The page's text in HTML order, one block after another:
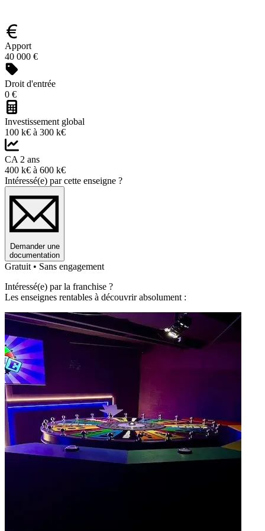
Apport
40 000 €
Droit d'entrée
0 €
Investissement global
100 k€ à 300 k€
CA 2 ans
400 k€ à 600 k€
Intéressé(e) par cette enseigne ?
Demander une
documentation
Gratuit • Sans engagement
Intéressé(e) par la franchise ?
Les enseignes rentables à découvrir absolument :